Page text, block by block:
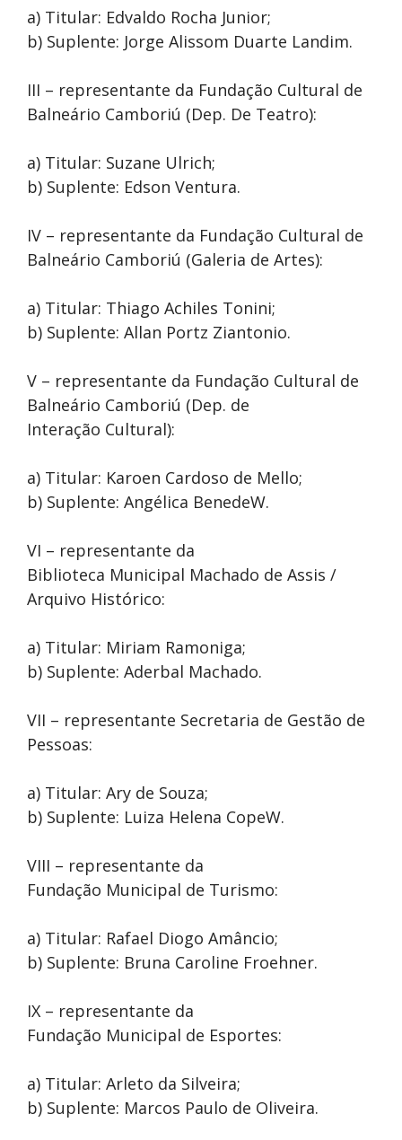
a) Titular: Edvaldo Rocha Junior;
b) Suplente: Jorge Alissom Duarte Landim.
III – representante da Fundação Cultural de
Balneário Camboriú (Dep. De Teatro):
a) Titular: Suzane Ulrich;
b) Suplente: Edson Ventura.
IV – representante da Fundação Cultural de
Balneário Camboriú (Galeria de Artes):
a) Titular: Thiago Achiles Tonini;
b) Suplente: Allan Portz Ziantonio.
V – representante da Fundação Cultural de
Balneário Camboriú (Dep. de
Interação Cultural):
a) Titular: Karoen Cardoso de Mello;
b) Suplente: Angélica BenedeW.
VI – representante da
Biblioteca Municipal Machado de Assis /
Arquivo Histórico:
a) Titular: Miriam Ramoniga;
b) Suplente: Aderbal Machado.
VII – representante Secretaria de Gestão de
Pessoas:
a) Titular: Ary de Souza;
b) Suplente: Luiza Helena CopeW.
VIII – representante da
Fundação Municipal de Turismo:
a) Titular: Rafael Diogo Amâncio;
b) Suplente: Bruna Caroline Froehner.
IX – representante da
Fundação Municipal de Esportes:
a) Titular: Arleto da Silveira;
b) Suplente: Marcos Paulo de Oliveira.